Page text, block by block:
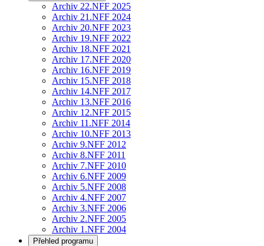
Archiv 22.NFF 2025
Archiv 21.NFF 2024
Archiv 20.NFF 2023
Archiv 19.NFF 2022
Archiv 18.NFF 2021
Archiv 17.NFF 2020
Archiv 16.NFF 2019
Archiv 15.NFF 2018
Archiv 14.NFF 2017
Archiv 13.NFF 2016
Archiv 12.NFF 2015
Archiv 11.NFF 2014
Archiv 10.NFF 2013
Archiv 9.NFF 2012
Archiv 8.NFF 2011
Archiv 7.NFF 2010
Archiv 6.NFF 2009
Archiv 5.NFF 2008
Archiv 4.NFF 2007
Archiv 3.NFF 2006
Archiv 2.NFF 2005
Archiv 1.NFF 2004
Přehled programu